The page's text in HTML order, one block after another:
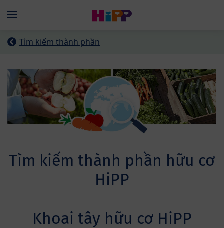
Menü
Tìm kiếm thành phần
Tìm kiếm thành phần hữu cơ
HiPP
Khoai tây hữu cơ HiPP